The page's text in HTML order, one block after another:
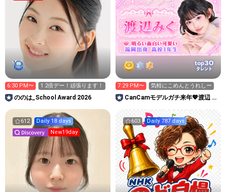
6:30 PM〜 1.2倍デー！頑張ります！
ののは_School Award 2026
top30
タレント
7:29 PM〜 気軽にこめんとうれしー
CanCamモデルガチ来年💖渡辺 み
612
Daily 18 days
New19day
603 Daily 787 days